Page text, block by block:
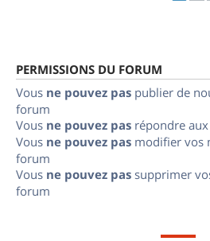
PERMISSIONS DU FORUM
Vous ne pouvez pas publier de
forum
Vous ne pouvez pas répondre
Vous ne pouvez pas modifier vos
forum
Vous ne pouvez pas supprimer
forum